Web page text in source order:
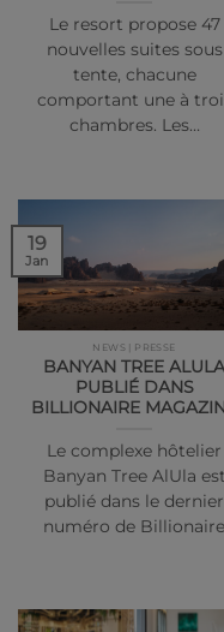
Le resort propose 47
nouvelles suites sous
tente, chacune
comportant une à
chambres. Les…
NEWS | PRESSE
BANYAN TREE ALULA
PUBLIÉ DANS
BILLIONAIRE
Le complexe hôtelier
Banyan Tree AlUla est
publié dans le dernier
numéro de Billionaire
19
Jan